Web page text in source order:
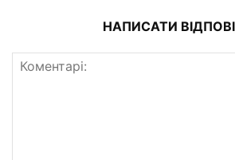
НАПИСАТИ